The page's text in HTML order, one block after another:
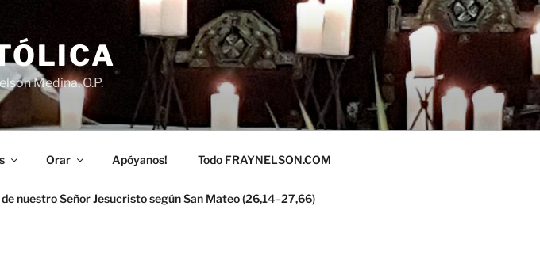
Medina, O.P.
Orar Apóyanos! Todo FRAYNELSON.COM
nuestro Señor Jesucristo según San Mateo (26,14–27,66)